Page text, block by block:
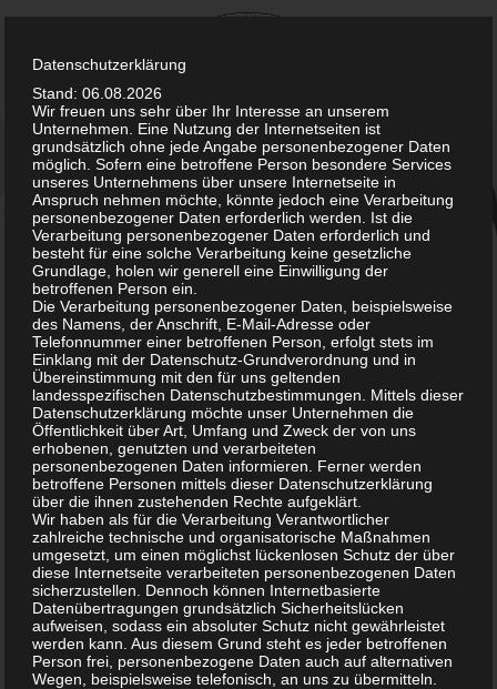
content
Peroxidreiniger: mit
Wasserstoffperoxid
Peroxid
Hygiene-
SprühreinigerUniversalohne Alkohol auf Basis von
Wasserstoffperoxid und Peressigsäure ist ein
anwendungsfertiger oxidierender Hygienereiniger, welcher
Datenschutzerklärung
Stand: 06.08.2026
Wir freuen uns sehr über Ihr Interesse an unserem
Unternehmen. Eine Nutzung der Internetseiten ist
grundsätzlich ohne jede Angabe personenbezogener Daten
möglich. Sofern eine betroffene Person besondere Services
unseres Unternehmens über unsere Internetseite in
Anspruch nehmen möchte, könnte jedoch eine Verarbeitung
personenbezogener Daten erforderlich werden. Ist die
Verarbeitung personenbezogener Daten erforderlich und
besteht für eine solche Verarbeitung keine gesetzliche
Grundlage, holen wir generell eine Einwilligung der
betroffenen Person ein.
Die Verarbeitung personenbezogener Daten, beispielsweise
des Namens, der Anschrift, E-Mail-Adresse oder
Telefonnummer einer betroffenen Person, erfolgt stets im
Einklang mit der Datenschutz-Grundverordnung und in
Übereinstimmung mit den für uns geltenden
landesspezifischen Datenschutzbestimmungen. Mittels dieser
Datenschutzerklärung möchte unser Unternehmen die
Öffentlichkeit über Art, Umfang und Zweck der von uns
erhobenen, genutzten und verarbeiteten
personenbezogenen Daten informieren. Ferner werden
betroffene Personen mittels dieser Datenschutzerklärung
über die ihnen zustehenden Rechte aufgeklärt.
Wir haben als für die Verarbeitung Verantwortlicher
zahlreiche technische und organisatorische Maßnahmen
umgesetzt, um einen möglichst lückenlosen Schutz der über
diese Internetseite verarbeiteten personenbezogenen Daten
sicherzustellen. Dennoch können Internetbasierte
Datenübertragungen grundsätzlich Sicherheitslücken
aufweisen, sodass ein absoluter Schutz nicht gewährleistet
werden kann. Aus diesem Grund steht es jeder betroffenen
Person frei, personenbezogene Daten auch auf alternativen
Wegen, beispielsweise telefonisch, an uns zu übermitteln.